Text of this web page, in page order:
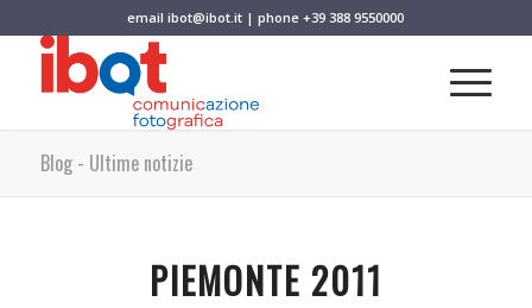
emailibot@ibot.it | phone+39 388 9550000
Blog - Ultime notizie
PIEMONTE 2011